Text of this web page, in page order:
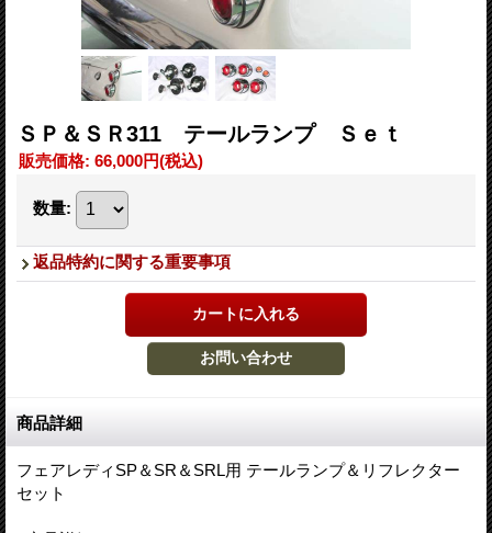
ＳＰ＆ＳＲ311 テールランプ Ｓｅｔ
販売価格: 66,000円(税込)
数量:
返品特約に関する重要事項
商品詳細
フェアレディSP＆SR＆SRL用 テールランプ＆リフレクター
セット